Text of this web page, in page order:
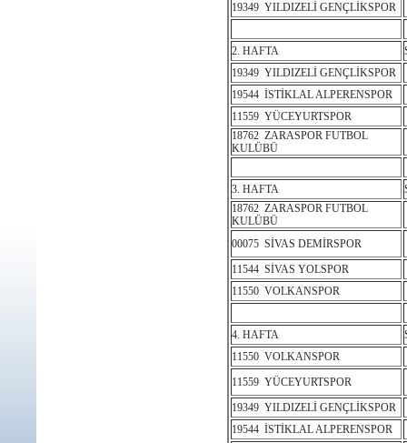
19349 YILDIZELİ GENÇLİKSPOR
2. HAFTA
19349 YILDIZELİ GENÇLİKSPOR
19544 İSTİKLAL ALPERENSPOR
11559 YÜCEYURTSPOR
18762 ZARASPOR FUTBOL
KULÜBÜ
3. HAFTA
18762 ZARASPOR FUTBOL
KULÜBÜ
00075 SİVAS DEMİRSPOR
11544 SİVAS YOLSPOR
11550 VOLKANSPOR
4. HAFTA
11550 VOLKANSPOR
11559 YÜCEYURTSPOR
19349 YILDIZELİ GENÇLİKSPOR
19544 İSTİKLAL ALPERENSPOR